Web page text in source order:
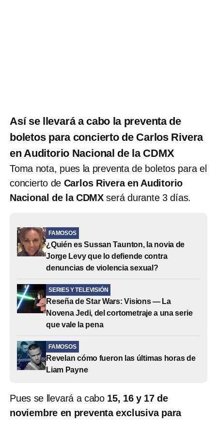
Así se llevará a cabo la preventa de
boletos para concierto de Carlos Rivera
en Auditorio Nacional de la CDMX
Toma nota, pues la preventa de boletos para el
concierto de Carlos Rivera en Auditorio
Nacional de la CDMXserá durante 3 días.
FAMOSOS
¿Quién es Sussan Taunton, la novia de
Jorge Levy que lo defiende contra
denuncias de violencia sexual?
SERIES Y TELEVISIÓN
Reseña de Star Wars: Visions — La
Novena Jedi, del cortometraje a una serie
que vale la pena
FAMOSOS
Revelan cómo fueron las últimas horas de
Liam Payne
Pues se llevará a cabo 15, 16 y 17 de
noviembre en preventa exclusiva para